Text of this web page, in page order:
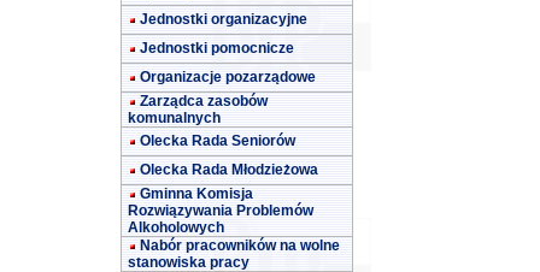
Jednostki organizacyjne
Jednostki pomocnicze
Organizacje pozarządowe
Zarządca zasobów
komunalnych
Olecka Rada Seniorów
Olecka Rada Młodzieżowa
Gminna Komisja
Rozwiązywania Problemów
Alkoholowych
Nabór pracowników na wolne
stanowiska pracy